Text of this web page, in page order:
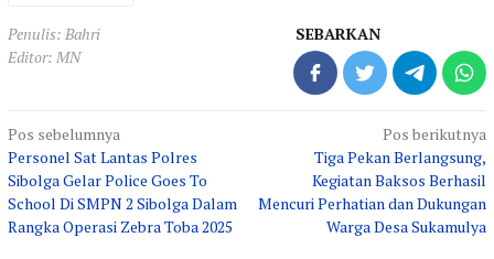
Penulis: Bahri
Editor: MN
SEBARKAN
Navigasi
pos
Pos sebelumnya
Personel Sat Lantas Polres
Sibolga Gelar Police Goes To
School Di SMPN 2 Sibolga Dalam
Rangka Operasi Zebra Toba 2025
Pos berikutnya
Tiga Pekan Berlangsung,
Kegiatan Baksos Berhasil
Mencuri Perhatian dan Dukungan
Warga Desa Sukamulya